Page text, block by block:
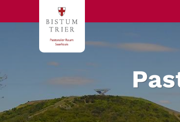
Zum Inhalt springen